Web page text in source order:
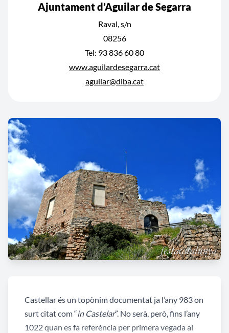
Ajuntament d’Aguilar de Segarra
Raval, s/n
08256
Tel: 93 836 60 80
www.aguilardesegarra.cat
aguilar@diba.cat
Castellar és un topònim documentat ja l’any 983 on
surt citat com “in Castelar”. No serà, però, fins l’any
1022 quan es fa referència per primera vegada al